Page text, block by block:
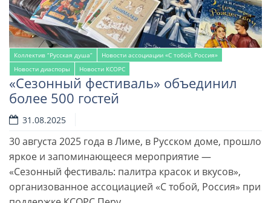
Коллектив “Русская душа”
Новости ассоциации «С тобой, Россия»
Новости диаспоры
Новости КСОРС
«Сезонный фестиваль» объединил
более 500 гостей
31.08.2025
30 августа 2025 года в Лиме, в Русском доме, прошло
яркое и запоминающееся мероприятие —
«Сезонный фестиваль: палитра красок и вкусов»,
организованное ассоциацией «С тобой, Россия» при